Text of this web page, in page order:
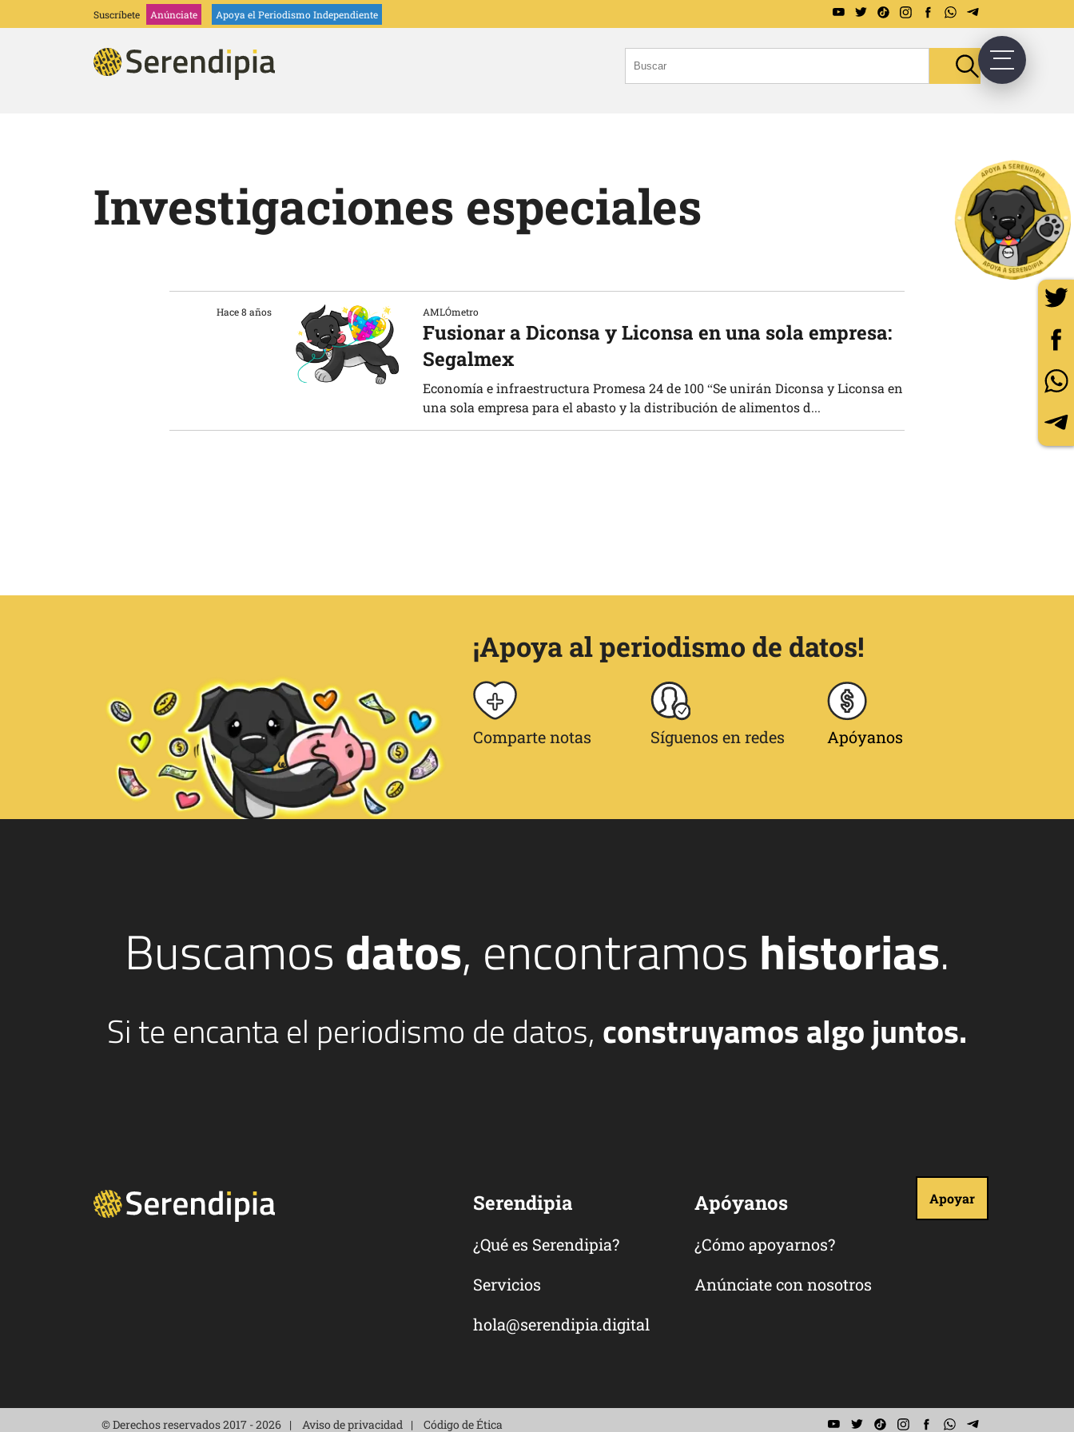
Suscríbete Anúnciate Apoya el Periodismo Independiente
Investigaciones especiales
Hace 8 años AMLÓmetro
Fusionar a Diconsa y Liconsa en una sola empresa:
Segalmex
Economía e infraestructura Promesa 24 de 100 “Se unirán Diconsa y Liconsa en
una sola empresa para el abasto y la distribución de alimentos d...
¡Apoya al periodismo de datos!
Comparte notas Síguenos en redes Apóyanos
Buscamosdatos, encontramos historias.
Si te encanta el periodismo de datos, construyamos algo juntos.
Serendipia
¿Qué es Serendipia?
Servicios
hola@serendipia.digital
Apóyanos
¿Cómo apoyarnos?
Anúnciate con nosotros
Apoyar
© Derechos reservados 2017 - 2026 Aviso de privacidad Código de Ética